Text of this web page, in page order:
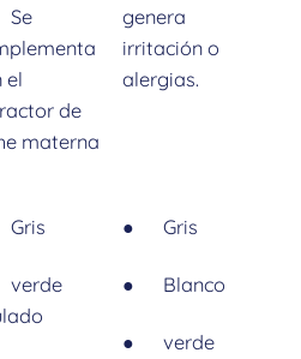
el
de
materna
genera
irritación o
alergias.
● Gris
● Blanco
● verde